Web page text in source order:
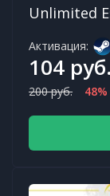
Unlimited
Активация:
104 руб.
200 руб.